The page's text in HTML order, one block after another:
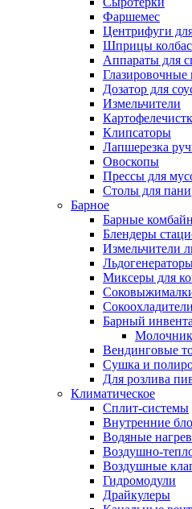
Фаршемес
Центрифуги
Шприцы
Аппараты для
Дозатор для
Измельчители
Клипсаторы
Лапшерезка
Овоскопы
Прессы для
Столы для
Барное
Барные
Блендеры
Измельчители
Миксеры для
Барный
Вендинговые
Сушка и
Для розлива
Климатическое
Сплит-системы
Внутренние
Водяные
Воздушно-
Воздушные
Гидромодули
Драйкулеры